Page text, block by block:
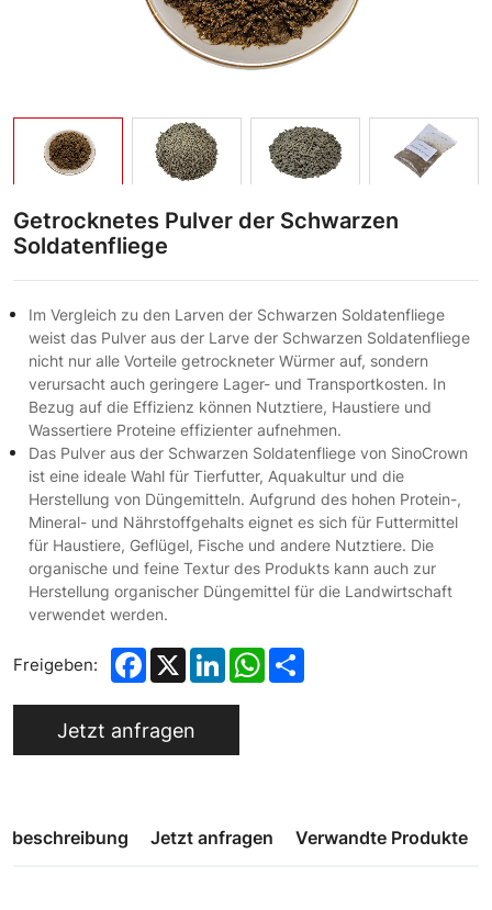
Getrocknetes Pulver der Schwarzen
Soldatenfliege
Im Vergleich zu den Larven der Schwarzen Soldatenfliege
weist das Pulver aus der Larve der Schwarzen Soldatenfliege
nicht nur alle Vorteile getrockneter Würmer auf, sondern
verursacht auch geringere Lager- und Transportkosten. In
Bezug auf die Effizienz können Nutztiere, Haustiere und
Wassertiere Proteine ​​effizienter aufnehmen.
Das Pulver aus der Schwarzen Soldatenfliege von SinoCrown
ist eine ideale Wahl für Tierfutter, Aquakultur und die
Herstellung von Düngemitteln. Aufgrund des hohen Protein-,
Mineral- und Nährstoffgehalts eignet es sich für Futtermittel
für Haustiere, Geflügel, Fische und andere Nutztiere. Die
organische und feine Textur des Produkts kann auch zur
Herstellung organischer Düngemittel für die Landwirtschaft
verwendet werden.
Freigeben: Facebook
X LinkedInWhatsApp
Jetzt anfragen
Jetzt anfragen Verwandte Produkte